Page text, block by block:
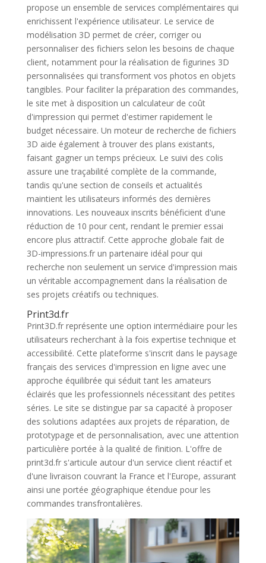
propose un ensemble de services complémentaires qui
enrichissent l'expérience utilisateur. Le service de
modélisation 3D permet de créer, corriger ou
personnaliser des fichiers selon les besoins de chaque
client, notamment pour la réalisation de figurines 3D
personnalisées qui transforment vos photos en objets
tangibles. Pour faciliter la préparation des commandes,
le site met à disposition un calculateur de coût
d'impression qui permet d'estimer rapidement le
budget nécessaire. Un moteur de recherche de fichiers
3D aide également à trouver des plans existants,
faisant gagner un temps précieux. Le suivi des colis
assure une traçabilité complète de la commande,
tandis qu'une section de conseils et actualités
maintient les utilisateurs informés des dernières
innovations. Les nouveaux inscrits bénéficient d'une
réduction de 10 pour cent, rendant le premier essai
encore plus attractif. Cette approche globale fait de
3D-impressions.fr un partenaire idéal pour qui
recherche non seulement un service d'impression mais
un véritable accompagnement dans la réalisation de
ses projets créatifs ou techniques.
Print3d.fr
Print3D.fr représente une option intermédiaire pour les
utilisateurs recherchant à la fois expertise technique et
accessibilité. Cette plateforme s'inscrit dans le paysage
français des services d'impression en ligne avec une
approche équilibrée qui séduit tant les amateurs
éclairés que les professionnels nécessitant des petites
séries. Le site se distingue par sa capacité à proposer
des solutions adaptées aux projets de réparation, de
prototypage et de personnalisation, avec une attention
particulière portée à la qualité de finition. L'offre de
print3d.fr s'articule autour d'un service client réactif et
d'une livraison couvrant la France et l'Europe, assurant
ainsi une portée géographique étendue pour les
commandes transfrontalières.